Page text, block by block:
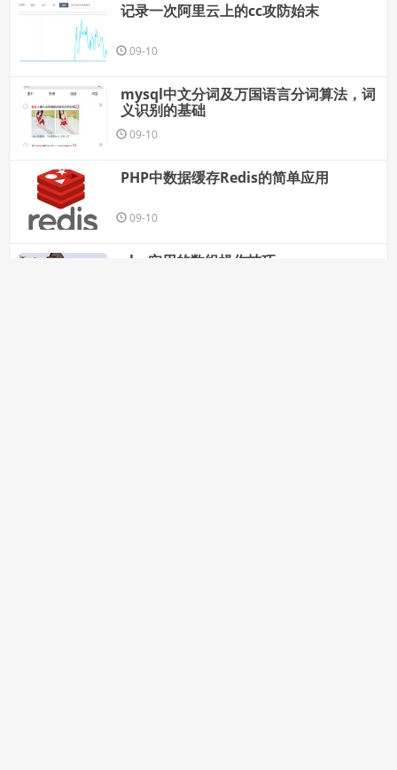
记录一次阿里云上的cc攻防始末
09-10
mysql中文分词及万国语言分词算法，词
义识别的基础
09-10
PHP中数据缓存Redis的简单应用
09-10
php实用的数组操作技巧